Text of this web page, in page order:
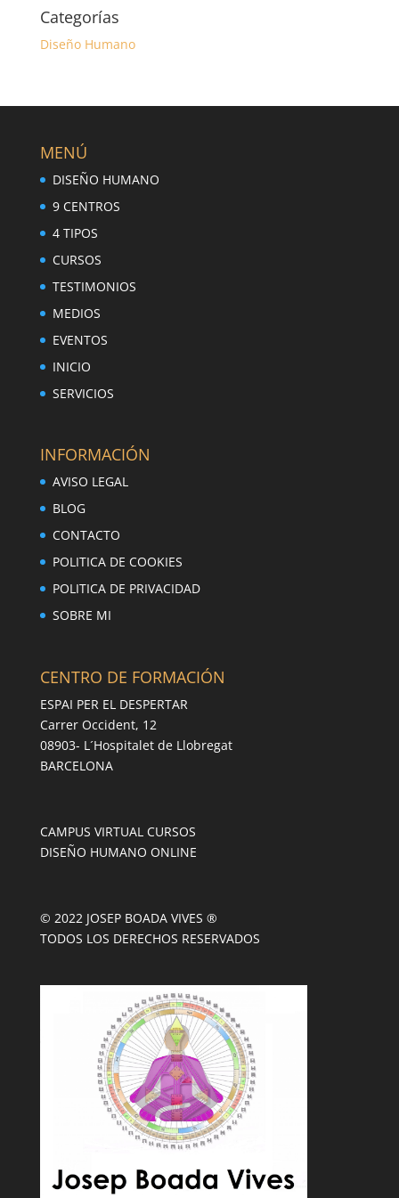
Categorías
Diseño Humano
MENÚ
DISEÑO HUMANO
9 CENTROS
4 TIPOS
CURSOS
TESTIMONIOS
MEDIOS
EVENTOS
INICIO
SERVICIOS
INFORMACIÓN
AVISO LEGAL
BLOG
CONTACTO
POLITICA DE COOKIES
POLITICA DE PRIVACIDAD
SOBRE MI
CENTRO DE FORMACIÓN
ESPAI PER EL DESPERTAR
Carrer Occident, 12
08903- L´Hospitalet de Llobregat
BARCELONA
CAMPUS VIRTUAL CURSOS
DISEÑO HUMANO ONLINE
© 2022 JOSEP BOADA VIVES ®
TODOS LOS DERECHOS RESERVADOS